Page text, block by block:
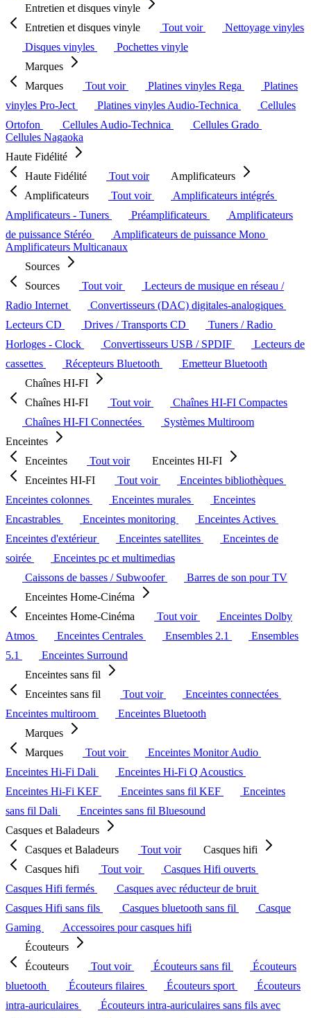
Entretien et disques vinyle
Entretien et disques vinyle
Tout voir
Nettoyage vinyles
Disques vinyles
Pochettes vinyle
Marques
Marques
Tout voir Platines vinyles Rega
Platines
vinyles Pro-Ject
Platines vinyles Audio-Technica
Cellules
Ortofon
Cellules Audio-Technica
Cellules Grado
Cellules Nagaoka
Haute Fidélité
Haute Fidélité
Tout voir
Amplificateurs
Amplificateurs
Tout voir
Amplificateurs intégrés
Amplificateurs - Tuners
Préamplificateurs
Amplificateurs
de puissance Stéréo
Amplificateurs de puissance Mono
Amplificateurs Multicanaux
Sources
Sources
Tout voir
Lecteurs de musique en réseau /
Radio Internet
Convertisseurs (DAC) digitales-analogiques
Lecteurs CD
Drives / Transports CD
Tuners / Radio
Horloges - Clock
Convertisseurs USB / SPDIF
Lecteurs de
cassettes
Récepteurs Bluetooth
Emetteur Bluetooth
Chaînes HI-FI
Chaînes HI-FI
Tout voir
Chaînes HI-FI Compactes
Chaînes HI-FI Connectées
Systèmes Multiroom
Enceintes
Enceintes
Tout voir
Enceintes HI-FI
Enceintes HI-FI
Tout voir
Enceintes bibliothèques
Enceintes colonnes
Enceintes murales
Enceintes
Encastrables
Enceintes monitoring
Enceintes Actives
Enceintes d'extérieur
Enceintes satellites
Enceintes de
soirée
Enceintes pc et multimedias
Caissons de basses / Subwoofer
Barres de son pour TV
Enceintes Home-Cinéma
Enceintes Home-Cinéma
Tout voir
Enceintes Dolby
Atmos
Enceintes Centrales Ensembles 2.1
Ensembles
5.1
Enceintes Surround
Enceintes sans fil
Enceintes sans fil
Tout voir
Enceintes connectées
Enceintes multiroom
Enceintes Bluetooth
Marques
Marques
Tout voir
Enceintes Monitor Audio
Enceintes Hi-Fi Dali
Enceintes Hi-Fi Q Acoustics
Enceintes Hi-Fi KEF
Enceintes sans fil KEF
Enceintes
sans fil Dali
Enceintes sans fil Bluesound
Casques et Baladeurs
Casques et Baladeurs
Tout voir
Casques hifi
Casques hifi
Tout voir
Casques Hifi ouverts
Casques Hifi fermés
Casques avec réducteur de bruit
Casques Hifi sans fils
Casques bluetooth sans fil
Casque
Gaming
Accessoires pour casques hifi
Écouteurs
Écouteurs
Tout voir Écouteurs sans fil
Écouteurs
bluetooth
Écouteurs filaires Écouteurs sport
Écouteurs
intra-auriculaires
Écouteurs intra-auriculaires sans fils avec